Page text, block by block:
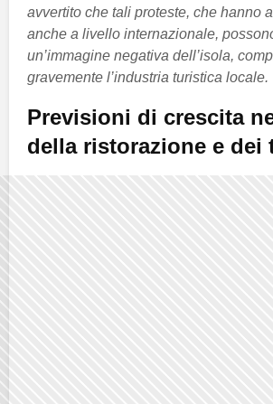
avvertito che tali proteste, che hanno
anche a livello internazionale,
un’immagine negativa dell’isola,
gravemente l’industria turistica locale.
Previsioni di crescita
della ristorazione e dei